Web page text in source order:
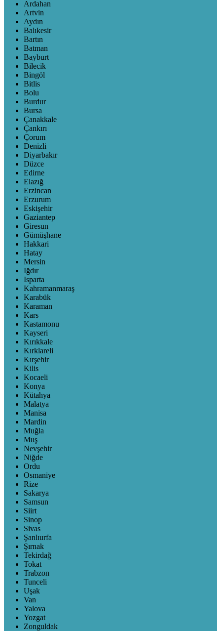
Ardahan
Artvin
Aydın
Balıkesir
Bartın
Batman
Bayburt
Bilecik
Bingöl
Bitlis
Bolu
Burdur
Bursa
Çanakkale
Çankırı
Çorum
Denizli
Diyarbakır
Düzce
Edirne
Elazığ
Erzincan
Erzurum
Eskişehir
Gaziantep
Giresun
Gümüşhane
Hakkari
Hatay
Mersin
Iğdır
Isparta
Kahramanmaraş
Karabük
Karaman
Kars
Kastamonu
Kayseri
Kırıkkale
Kırklareli
Kırşehir
Kilis
Kocaeli
Konya
Kütahya
Malatya
Manisa
Mardin
Muğla
Muş
Nevşehir
Niğde
Ordu
Osmaniye
Rize
Sakarya
Samsun
Siirt
Sinop
Sivas
Şanlıurfa
Şırnak
Tekirdağ
Tokat
Trabzon
Tunceli
Uşak
Van
Yalova
Yozgat
Zonguldak